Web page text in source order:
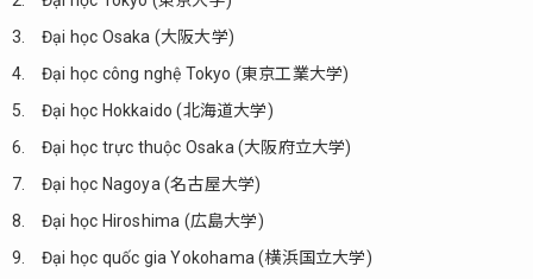
Đại
học
đánh
giá
1.1.1.
Đại học
công
Đại học Osaka (大阪大学)
Đại học công nghệ Tokyo (東京工業大学)
Đại học Hokkaido (北海道大学)
Đại học trực thuộc Osaka (大阪府立大学)
Đại học Nagoya (名古屋大学)
Đại học Hiroshima (広島大学)
Đại học quốc gia Yokohama (横浜国立大学)